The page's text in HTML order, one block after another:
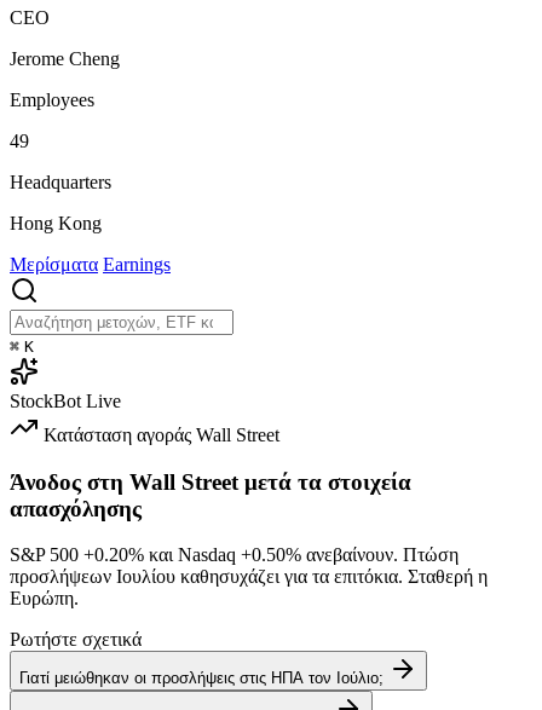
CEO
Jerome Cheng
Employees
49
Headquarters
Hong Kong
Μερίσματα Earnings
⌘ K
StockBot Live
Κατάσταση αγοράς Wall Street
Άνοδος στη Wall Street μετά τα στοιχεία
απασχόλησης
S&P 500 +0.20% και Nasdaq +0.50% ανεβαίνουν. Πτώση
προσλήψεων Ιουλίου καθησυχάζει για τα επιτόκια. Σταθερή η
Ευρώπη.
Ρωτήστε σχετικά
Γιατί μειώθηκαν οι προσλήψεις στις ΗΠΑ τον Ιούλιο;